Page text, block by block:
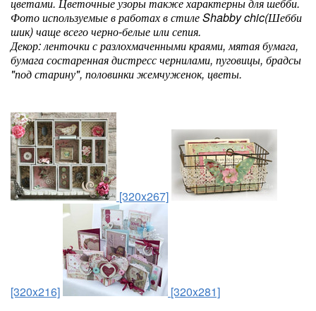
Фото используемые в работах в стиле Shabby chic(Шебби
шик) чаще всего черно-белые или сепия.
Декор: ленточки с разлохмаченными краями, мятая бумага,
бумага состаренная дистресс чернилами, пуговицы, брадсы
"под старину", половинки жемчуженок, цветы.
[320x267]
[320x216]
[320x281]